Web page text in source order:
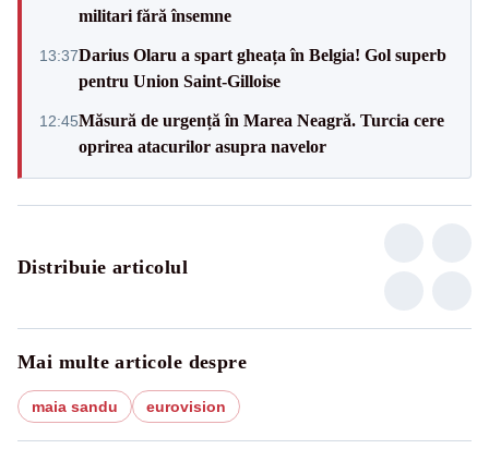
militari fără însemne
13:37Darius Olaru a spart gheața în Belgia! Gol superb
pentru Union Saint-Gilloise
12:45Măsură de urgență în Marea Neagră. Turcia cere
oprirea atacurilor asupra navelor
Distribuie articolul
Mai multe articole despre
maia sandu eurovision